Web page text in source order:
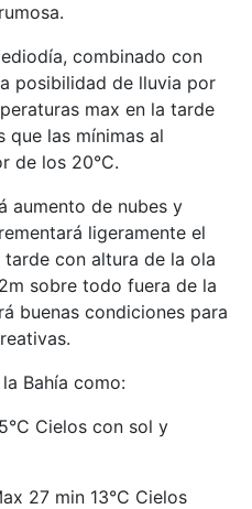
combinado con
posibilidad de lluvia por
max en la tarde
que las mínimas al
de los 20°C.
aumento de nubes y
ligeramente el
con altura de la ola
sobre todo fuera de la
buenas condiciones para
Bahía como:
Cielos con sol y
27 min 13°C Cielos